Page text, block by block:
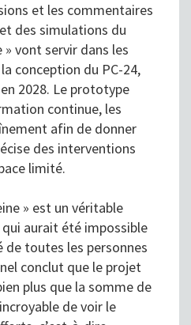
et les commentaires
des simulations du
vont servir dans les
conception du PC-24,
2028. Le prototype
continue, les
afin de donner
des interventions
limité.
» est un véritable
aurait été impossible
de toutes les personnes
conclut que le projet
plus que la somme de
de voir le